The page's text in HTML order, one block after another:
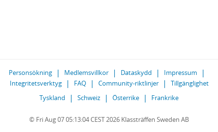
Personsökning Medlemsvillkor Dataskydd
Impressum
Integritetsverktyg
FAQ Community-riktlinjer
Tillgänglighet
Tyskland
Schweiz Österrike Frankrike
© Fri Aug 07 05:13:04 CEST 2026 Klassträffen Sweden AB